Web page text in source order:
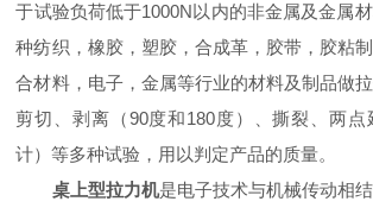
于试验负荷低于1000N以内的非金属及金属
种纺织，橡胶，塑胶，合成革，胶带，胶粘
合材料，电子，金属等行业的材料及制品做拉
剪切、剥离（90度和180度）、撕裂、两
计）等多种试验，用以判定产品的质量。
桌上型拉力机是电子技术与机械传动相